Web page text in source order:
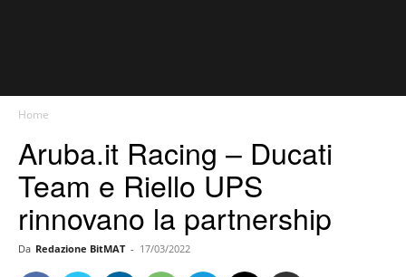
Home
Aruba.it Racing – Ducati
Team e Riello UPS
rinnovano la partnership
Da Redazione BitMAT - 17/03/2022